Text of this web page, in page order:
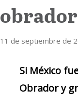
11 de septiembre de
Si México
Obrador y